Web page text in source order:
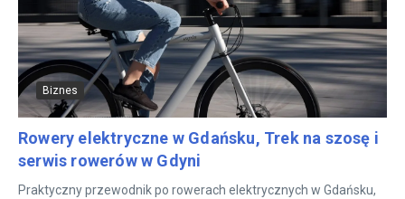
Biznes
Rowery elektryczne w Gdańsku, Trek na szosę i
serwis rowerów w Gdyni
Praktyczny przewodnik po rowerach elektrycznych w Gdańsku,